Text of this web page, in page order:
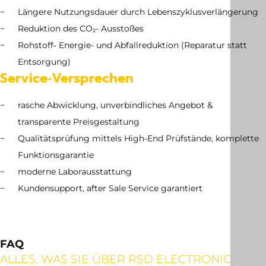
Längere Nutzungsdauer durch Lebenszyklusverlängerung
Reduktion des CO₂- Ausstoßes
Rohstoff‑ Energie- und Abfallreduktion (Reparatur statt
Entsorgung)
Service‑Versprechen
rasche Abwicklung, unverbindliches Angebot &
transparente Preisgestaltung
Qualitätsprüfung mittels High-End Prüfstände, komplette
Funktionsgarantie
moderne Laborausstattung
Kundensupport, after Sale Service garantiert
FAQ
ALLES, WAS SIE ÜBER RSD ELECTRONIC